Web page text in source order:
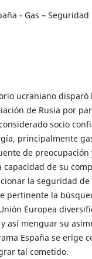
- Gas –
ucraniano disparó
de Rusia por
socio
principalmente
de
capacidad de su
la seguridad de
pertinente la
Europea
así menguar su
España se erige
tal cometido.